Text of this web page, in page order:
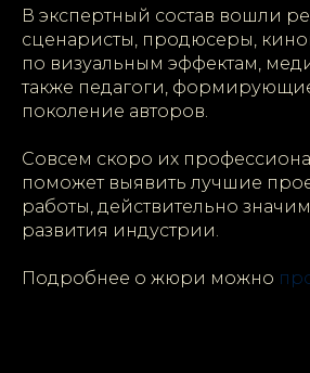
В экспертный состав вошли
сценаристы, продюсеры,
по визуальным эффектам,
также педагоги,
поколение авторов.
Совсем скоро их
поможет выявить лучшие
работы, действительно
развития индустрии.
Подробнее о жюри можно